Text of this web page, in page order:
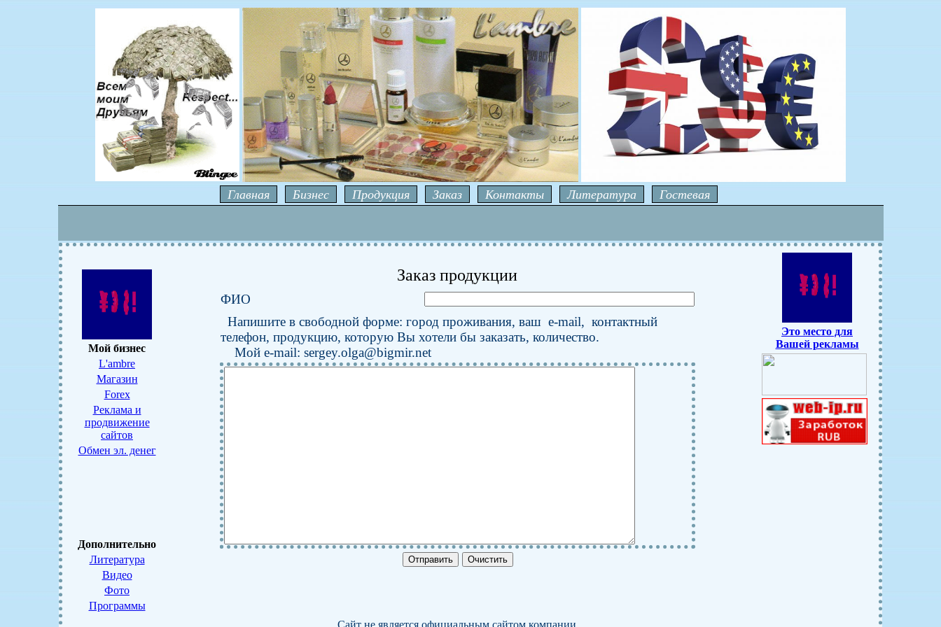
Главная Бизнес Продукция Заказ Контакты Литература Гостевая
Мой бизнес
L'ambre
Магазин
Forex
Реклама и
продвижение
сайтов
Обмен эл. денег
Дополнительно
Литература
Видео
Фото
Программы
Заказ продукции
ФИО
Напишите в свободной форме: город проживания, ваш e-mail, контактный
телефон, продукцию, которую Вы хотели бы заказать, количество.
Мой e-mail: sergey.olga@bigmir.net
Сайт не является официальным сайтом компании
Это место для
Вашей рекламы